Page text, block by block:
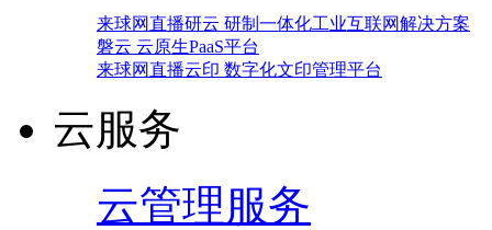
来球网直播研云 研制一体化工业互联网解决方案
磐云 云原生PaaS平台
来球网直播云印 数字化文印管理平台
云服务
云管理服务